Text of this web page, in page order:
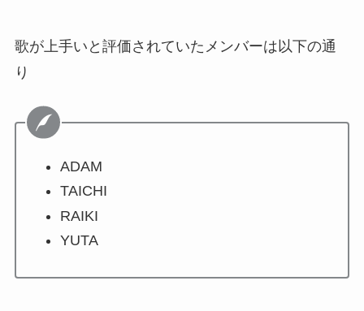
歌が上手いと評価されていたメンバーは以下の通
り
ADAM
TAICHI
RAIKI
YUTA